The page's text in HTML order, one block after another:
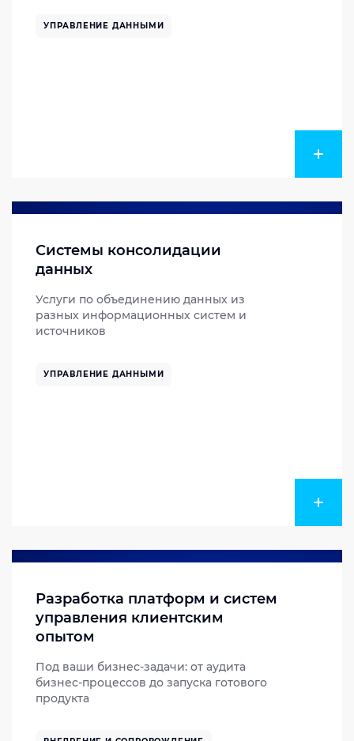
УПРАВЛЕНИЕ ДАННЫМИ
Системы консолидации
данных
Услуги по объединению данных из
разных информационных систем и
источников
УПРАВЛЕНИЕ ДАННЫМИ
Разработка платформ и систем
управления клиентским
опытом
Под ваши бизнес-задачи: от аудита
бизнес-процессов до запуска готового
продукта